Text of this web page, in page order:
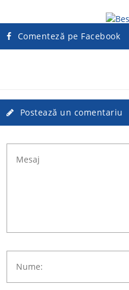
Comenteză pe Facebook
Postează un comentariu